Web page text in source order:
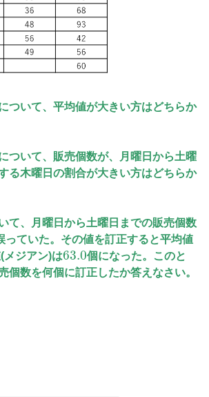
ついて、平均値が大きい方はどちらか
ついて、販売個数が、月曜日から土曜
る木曜日の割合が大きい方はどちらか
て、月曜日から土曜日までの販売個数
っていた。その値を訂正すると平均値
メジアン)は63.0個になった。このと
個数を何個に訂正したか答えなさい。